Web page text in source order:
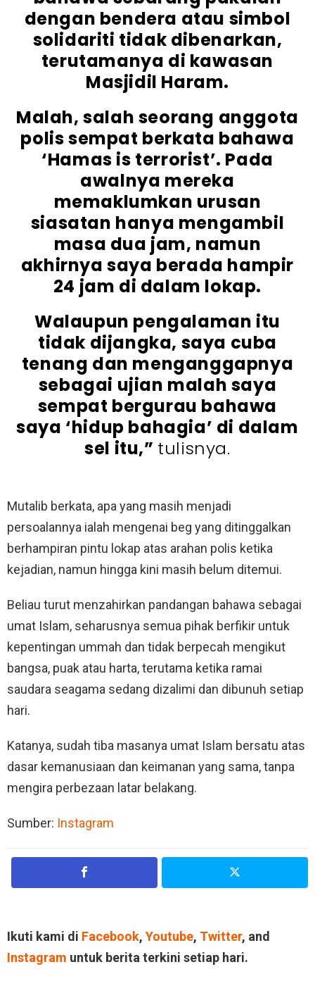
dengan bendera atau simbol
solidariti tidak dibenarkan,
terutamanya di kawasan
Masjidil Haram.
Malah, salah seorang anggota
polis sempat berkata bahawa
‘Hamas is terrorist’. Pada
awalnya mereka
memaklumkan urusan
siasatan hanya mengambil
masa dua jam, namun
akhirnya saya berada hampir
24 jam di dalam lokap.
Walaupun pengalaman itu
tidak dijangka, saya cuba
tenang dan menganggapnya
sebagai ujian malah saya
sempat bergurau bahawa
saya ‘hidup bahagia’ di dalam
sel itu,” tulisnya.
Mutalib berkata, apa yang masih menjadi
persoalannya ialah mengenai beg yang ditinggalkan
berhampiran pintu lokap atas arahan polis ketika
kejadian, namun hingga kini masih belum ditemui.
Beliau turut menzahirkan pandangan bahawa sebagai
umat Islam, seharusnya semua pihak berfikir untuk
kepentingan ummah dan tidak berpecah mengikut
bangsa, puak atau harta, terutama ketika ramai
saudara seagama sedang dizalimi dan dibunuh setiap
hari.
Katanya, sudah tiba masanya umat Islam bersatu atas
dasar kemanusiaan dan keimanan yang sama, tanpa
mengira perbezaan latar belakang.
Sumber: Instagram
Ikuti kami di Facebook, Youtube, Twitter, and
Instagram untuk berita terkini setiap hari.